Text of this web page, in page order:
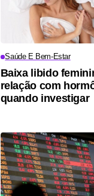
Saúde E Bem-Estar
Baixa libido
relação com
quando investigar